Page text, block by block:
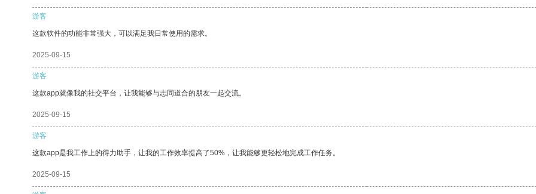
游客
这款软件的功能非常强大，可以满足我日常使用的需求。
2025-09-15
游客
这款app就像我的社交平台，让我能够与志同道合的朋友一起交流。
2025-09-15
游客
这款app是我工作上的得力助手，让我的工作效率提高了50%，让我能够更轻松地完成工作任务。
2025-09-15